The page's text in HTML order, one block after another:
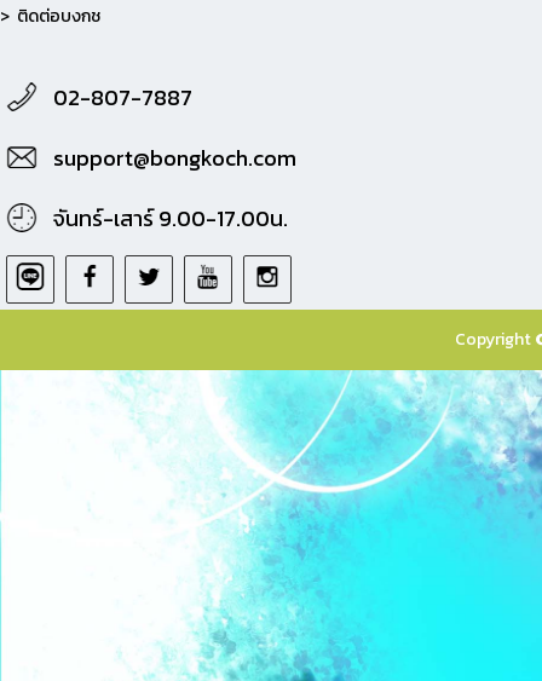
> ติดต่อบงกช
02-807-7887
support@bongkoch.com
จันทร์-เสาร์ 9.00-17.00น.
Copyright